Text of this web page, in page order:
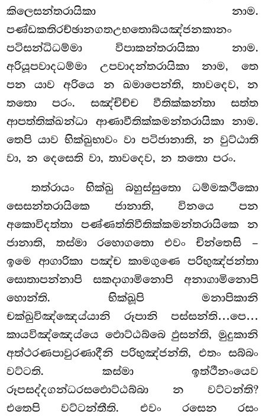
කිලෙසන්තරායිකා නාම.
පණ්ඩකතිරච්ඡානගතඋභතොබ්යඤ්ජනකානං
පටිසන්ධිධම්මා විපාකන්තරායිකා නාම.
අරියූපවාදධම්මා උපවාදන්තරායිකා නාම, තෙ
පන යාව අරියෙ න ඛමාපෙන්ති, තාවදෙව, න
තතො පරං. සඤ්චිච්ච වීතික්කන්තා සත්ත
ආපත්තික්ඛන්ධා ආණාවීතික්කමන්තරායිකා නාම.
තෙපි යාව භික්ඛුභාවං වා පටිජානාති, න වුට්ඨාති
වා, න දෙසෙති වා, තාවදෙව, න තතො පරං.
තත්රායංභික්ඛු බහුස්සුතො ධම්මකථිකො
සෙසන්තරායිකෙ ජානාති, විනයෙ පන
අකොවිදත්තා පණ්ණත්තිවීතික්කමන්තරායිකෙ න
ජානාති, තස්මා රහොගතො එවං චින්තෙසි –
ඉමෙ ආගාරිකා පඤ්ච කාමගුණෙ පරිභුඤ්ජන්තා
සොතාපන්නාපි සකදාගාමිනොපි අනාගාමිනොපි
හොන්ති. භික්ඛූපි මනාපිකානි
චක්ඛුවිඤ්ඤෙය්යානි රූපානි පස්සන්ති…පෙ…
කායවිඤ්ඤෙය්යෙ ඵොට්ඨබ්බෙ ඵුසන්ති, මුදුකානි
අත්ථරණපාවුරණාදීනි පරිභුඤ්ජන්ති, එතං සබ්බං
වට්ටති. කස්මා ඉත්ථීනංයෙව
රූපසද්දගන්ධරසඵොට්ඨබ්බා න වට්ටන්ති?
එතෙපි වට්ටන්තීති. එවං රසෙන රසං